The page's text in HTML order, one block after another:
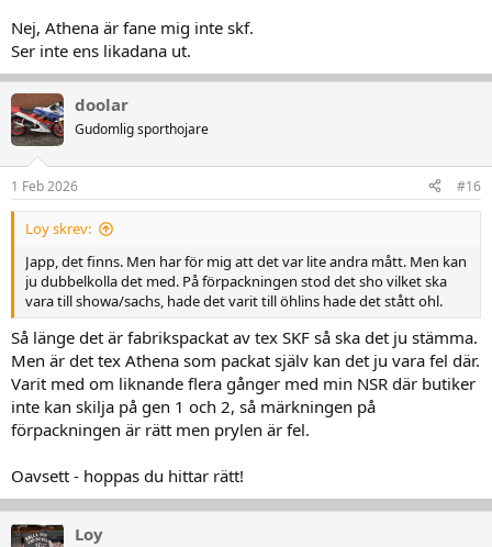
Nej, Athena är fane mig inte skf.
Ser inte ens likadana ut.
doolar
Gudomlig sporthojare
1 Feb 2026 #16
Loy skrev:
Japp, det finns. Men har för mig att det var lite andra mått. Men kan
ju dubbelkolla det med. På förpackningen stod det sho vilket ska
vara till showa/sachs, hade det varit till öhlins hade det stått ohl.
Så länge det är fabrikspackat av tex SKF så ska det ju stämma.
Men är det tex Athena som packat själv kan det ju vara fel där.
Varit med om liknande flera gånger med min NSR där butiker
inte kan skilja på gen 1 och 2, så märkningen på
förpackningen är rätt men prylen är fel.
Oavsett - hoppas du hittar rätt!
Loy